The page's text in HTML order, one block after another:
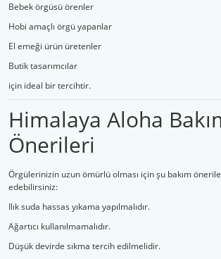
Bebek örgüsü örenler
Hobi amaçlı örgü yapanlar
El emeği ürün üretenler
Butik tasarımcılar
için ideal bir tercihtir.
Himalaya Aloha
Önerileri
Örgülerinizin uzun ömürlü olması için şu bakım
edebilirsiniz:
Ilık suda hassas yıkama yapılmalıdır.
Ağartıcı kullanılmamalıdır.
Düşük devirde sıkma tercih edilmelidir.